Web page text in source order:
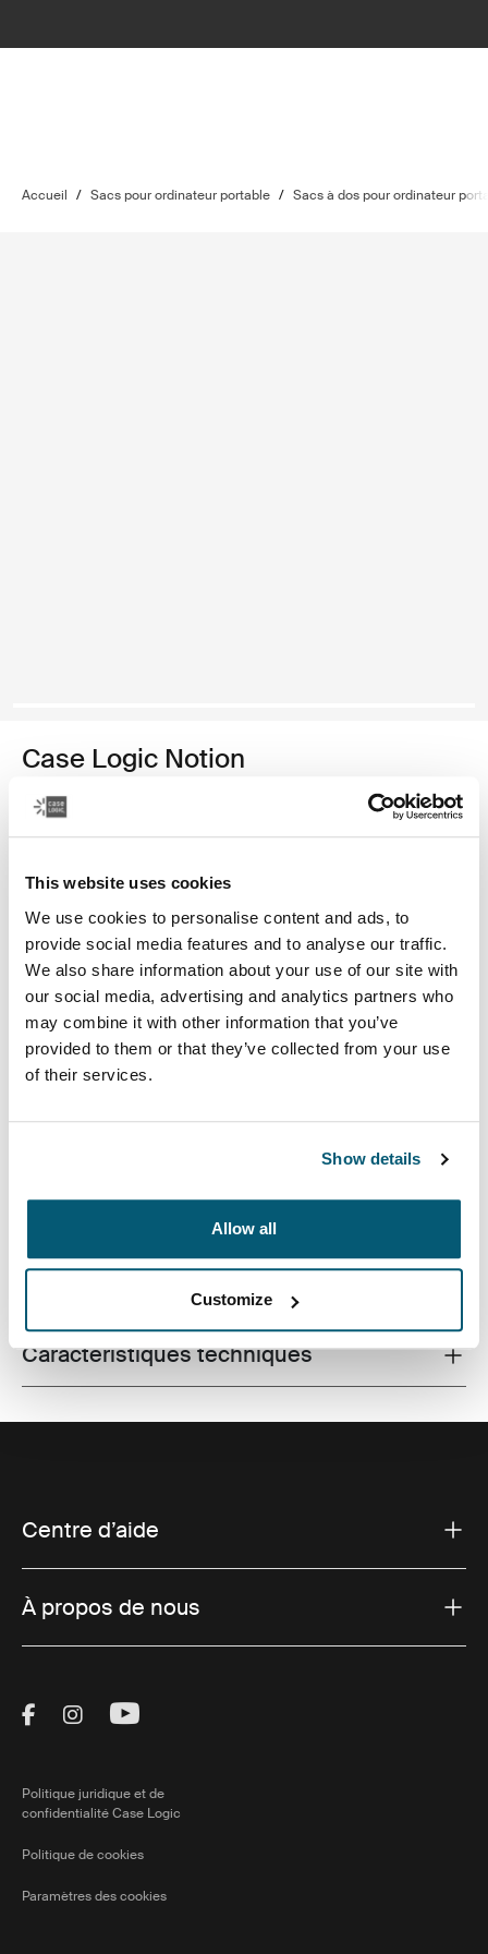
This website uses cookies
We use cookies to personalise content and ads, to
provide social media features and to analyse our traffic.
We also share information about your use of our site with
our social media, advertising and analytics partners who
may combine it with other information that you’ve
provided to them or that they’ve collected from your use
of their services.
Show details
Allow all
Customize
Accueil / Sacs pour ordinateur portable / Sacs à dos pour ordinateur
Case Logic Notion
Couleur
Case Logic Notion 14" Laptop Backpack Noir (selected)
Sac à dos pour portable haut de gamme compact, avec
rangement intelligent pour tous vos déplacements.
Toutes les caractéristiques
Toggle techspec
Caractéristiques techniques
Centre d’aide
À propos de nous
Visit Thule on Facebook (external link)
Visit Thule on Instagram (external link)
Visit Thule on Youtube (external
Politique juridique et de
confidentialité Case Logic
Politique de cookies
Paramètres des cookies